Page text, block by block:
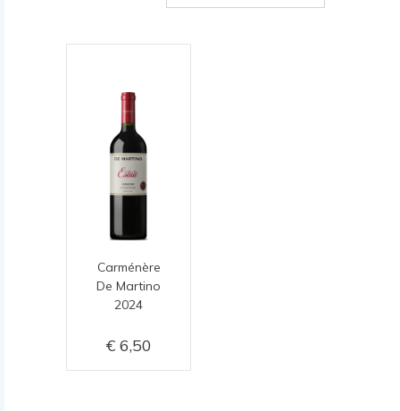
Carménère
De Martino
2024
6,50